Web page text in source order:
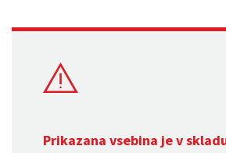
Prikazana vsebina je v